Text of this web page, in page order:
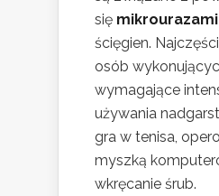
się mikrourazami
ścięgien.
osób
wymagające
używania
gra w tenisa,
myszką
wkręcanie śrub.